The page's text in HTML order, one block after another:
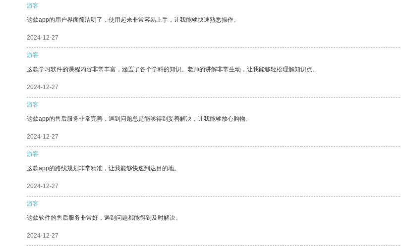
游客
这款app的用户界面简洁明了，使用起来非常容易上手，让我能够快速熟悉操作。
2024-12-27
游客
这款学习软件的课程内容非常丰富，涵盖了各个学科的知识。老师的讲解非常生动，让我能够轻松理解知识点。
2024-12-27
游客
这款app的售后服务非常完善，遇到问题总是能够得到妥善解决，让我能够放心购物。
2024-12-27
游客
这款app的路线规划非常精准，让我能够快速到达目的地。
2024-12-27
游客
这款软件的售后服务非常好，遇到问题都能得到及时解决。
2024-12-27